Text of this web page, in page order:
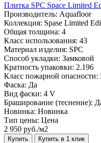
Плитка SPC Space Limited
Производитель: Aquafloor
Коллекция: Spase Limited
Общая толщина: 4
Класс использования: 43
Материал изделия: SPC
Способ укладки: Замковой
Кратность упаковки: 2.196
Класс пожарной опасности:
Фаска: Да
Вид фаски: 4 V
Браширование (теснение):
Новинка: Новинка
Тип цены: Цена
2 950 руб./м2
Купить Купить в 1 клик